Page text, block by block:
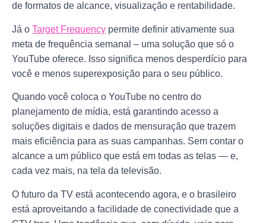
de formatos de alcance, visualização e rentabilidade.
Já o Target Frequency permite definir ativamente sua
meta de frequência semanal – uma solução que só o
YouTube oferece. Isso significa menos desperdício para
você e menos superexposição para o seu público.
Quando você coloca o YouTube no centro do
planejamento de mídia, está garantindo acesso a
soluções digitais e dados de mensuração que trazem
mais eficiência para as suas campanhas. Sem contar o
alcance a um público que está em todas as telas — e,
cada vez mais, na tela da televisão.
O futuro da TV está acontecendo agora, e o brasileiro
está aproveitando a facilidade de conectividade que a